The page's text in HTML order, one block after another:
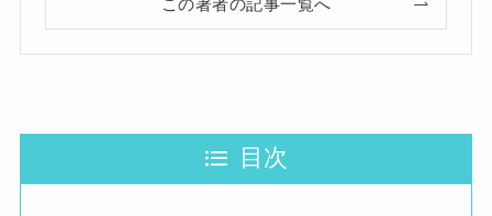
この著者の記事一覧へ
目次